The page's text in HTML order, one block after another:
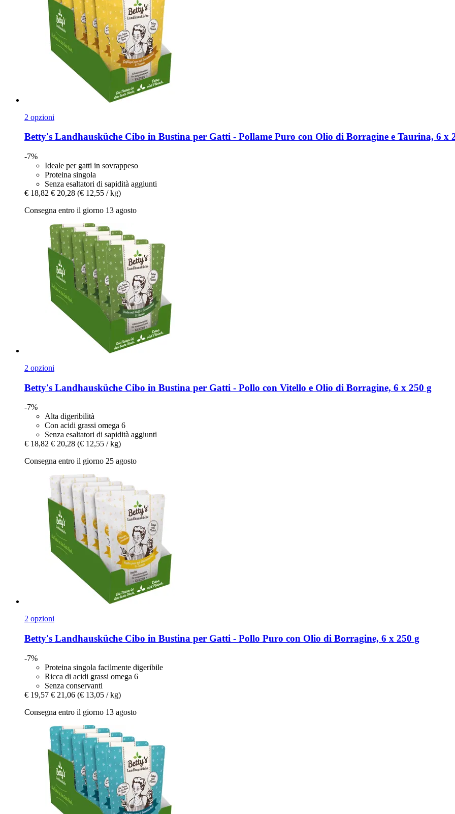
2 opzioni
Betty's Landhausküche Cibo in Bustina per Gatti -​ Pollame Puro con Olio di Borragine e Taurina, 6 x
-7%
Ideale per gatti in sovrappeso
Proteina singola
Senza esaltatori di sapidità aggiunti
€ 18,82 € 20,28 (€ 12,55 / kg)
Consegna entro il giorno 13 agosto
2 opzioni
Betty's Landhausküche Cibo in Bustina per Gatti -​ Pollo con Vitello e Olio di Borragine, 6 x 250 g
-7%
Alta digeribilità
Con acidi grassi omega 6
Senza esaltatori di sapidità aggiunti
€ 18,82 € 20,28 (€ 12,55 / kg)
Consegna entro il giorno 25 agosto
2 opzioni
Betty's Landhausküche Cibo in Bustina per Gatti -​ Pollo Puro con Olio di Borragine, 6 x 250 g
-7%
Proteina singola facilmente digeribile
Ricca di acidi grassi omega 6
Senza conservanti
€ 19,57 € 21,06 (€ 13,05 / kg)
Consegna entro il giorno 13 agosto